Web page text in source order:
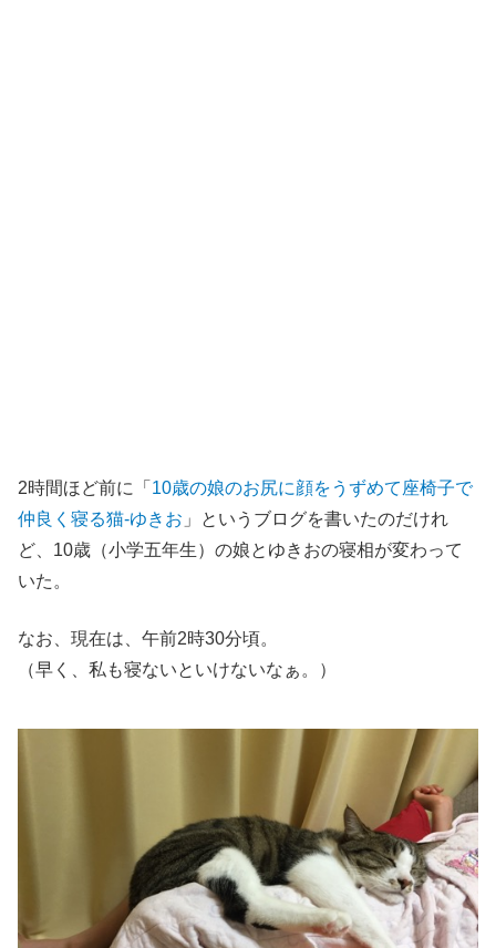
2時間ほど前に「 10歳の娘のお尻に顔をうずめて座椅子で
仲良く寝る猫-ゆきお 」というブログを書いたのだけれ
ど、10歳（小学五年生）の娘とゆきおの寝相が変わって
いた。
なお、現在は、午前2時30分頃。
（早く、私も寝ないといけないなぁ。）